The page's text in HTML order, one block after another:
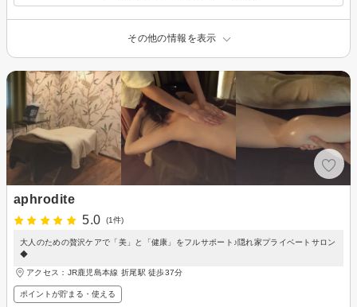
その他の情報を表示
aphrodite
5.0
(1件)
大人のための贅沢ケアで「美」と「健康」をフルサポート♪隠れ家プライベートサロン
◆
アクセス：JR鹿児島本線 折尾駅 徒歩37分
ポイントが貯まる・使える